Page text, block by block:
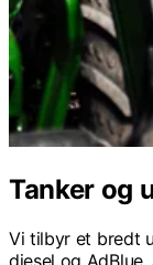
Tanker og
Vi tilbyr et bredt
diesel og